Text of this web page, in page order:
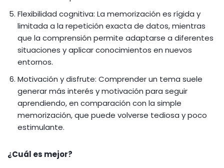
Flexibilidad cognitiva: La memorización es rígida y
limitada a la repetición exacta de datos, mientras
que la comprensión permite adaptarse a diferentes
situaciones y aplicar conocimientos en nuevos
entornos.
Motivación y disfrute: Comprender un tema suele
generar más interés y motivación para seguir
aprendiendo, en comparación con la simple
memorización, que puede volverse tediosa y poco
estimulante.
¿Cuál es mejor?